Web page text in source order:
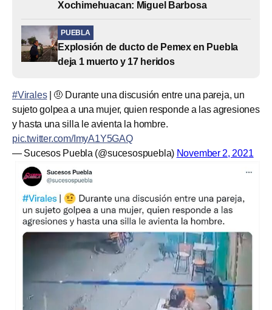
Xochimehuacan: Miguel Barbosa
PUEBLA
Explosión de ducto de Pemex en Puebla
deja 1 muerto y 17 heridos
#Virales| 🤨 Durante una discusión entre una pareja, un
sujeto golpea a una mujer, quien responde a las agresiones
y hasta una silla le avienta la hombre.
pic.twitter.com/ImyA1Y5GAQ
— Sucesos Puebla (@sucesospuebla) November 2, 2021